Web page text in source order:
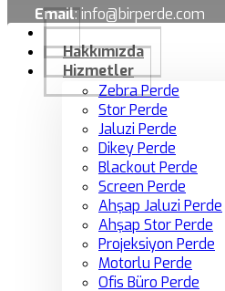
Email:info@birperde.com
Hakkımızda
Hizmetler
Zebra Perde
Stor Perde
Jaluzi Perde
Dikey Perde
Blackout Perde
Screen Perde
Ahşap Jaluzi Perde
Ahşap Stor Perde
Projeksiyon Perde
Motorlu Perde
Ofis Büro Perde